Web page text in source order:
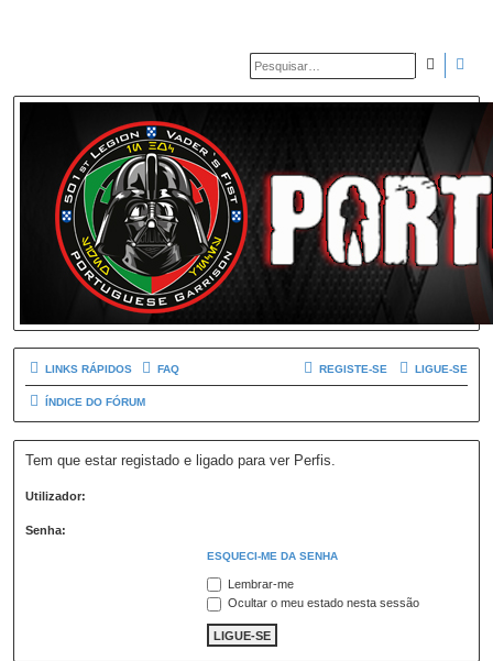
LINKS RÁPIDOS FAQ LIGUE-SE
REGISTE-SE
ÍNDICE DO FÓRUM
Tem que estar registado e ligado para ver Perfis.
Utilizador:
Senha:
ESQUECI-ME DA SENHA
Lembrar-me
Ocultar o meu estado nesta sessão